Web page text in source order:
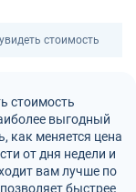
стоимость
стоимость
выгодный
как меняется цена
от дня недели и
вам лучше по
быстрее